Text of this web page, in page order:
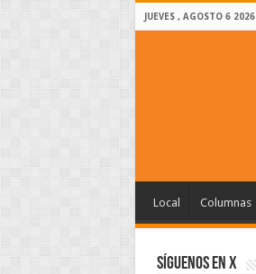
JUEVES , AGOSTO 6 2026
Local Columnas
SÍGUENOS EN X